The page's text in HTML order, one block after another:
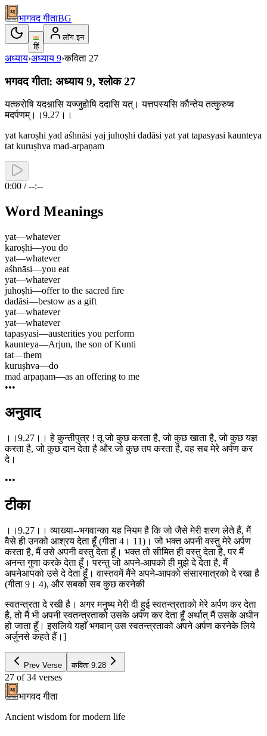
भागवद गीताBG
हिं
लॉग इन
अध्याय›अध्याय 9›कविता 27
भगवद गीता: अध्याय 9, श्लोक 27
यत्करोषि यदश्नासि यज्जुहोषि ददासि यत्। यत्तपस्यसि कौन्तेय तत्कुरुष्व
मदर्पणम्।।9.27।।
yat karoṣhi yad aśhnāsi yaj juhoṣhi dadāsi yat yat tapasyasi kaunteya
tat kuruṣhva mad-arpaṇam
0:00 / --:--
Word Meanings
yat—whatever
karoṣhi—you do
yat—whatever
aśhnāsi—you eat
yat—whatever
juhoṣhi—offer to the sacred fire
dadāsi—bestow as a gift
yat—whatever
yat—whatever
tapasyasi—austerities you perform
kaunteya—Arjun, the son of Kunti
tat—them
kuruṣhva—do
mad arpaṇam—as an offering to me
•••
अनुवाद
।।9.27।। हे कुन्तीपुत्र ! तू जो कुछ करता है, जो कुछ खाता है, जो कुछ यज्ञ
करता है, जो कुछ दान देता है और जो कुछ तप करता है, वह सब मेरे अर्पण कर
दे।
•••
टीका
।।9.27।। व्याख्या--भगवान्का यह नियम है कि जो जैसे मेरी शरण लेते हैं, मैं
वैसे ही उनको आश्रय देता हूँ (गीता 4। 11)। जो भक्त अपनी वस्तु मेरे अर्पण
करता है, मैं उसे अपनी वस्तु देता हूँ। भक्त तो सीमित ही वस्तु देता है, पर मैं
अनन्त गुणा करके देता हूँ। परन्तु जो अपने-आपको ही मुझे दे देता है, मैं
अपनेआपको उसे दे देता हूँ। वास्तवमें मैंने अपने-आपको संसारमात्रको दे रखा है
(गीता 9। 4), और सबको सब कुछ करनेकी
स्वतन्त्रता दे रखी है। अगर मनुष्य मेरी दी हुई स्वतन्त्रताको मेरे अर्पण कर देता
है, तो मैं भी अपनी स्वतन्त्रताको उसके अर्पण कर देता हूँ अर्थात् मैं उसके अधीन
हो जाता हूँ। इसलिये यहाँ भगवान् उस स्वतन्त्रताको अपने अर्पण करनेके लिये
अर्जुनसे कहते हैं।]
Prev Verse कविता 9.28
27 of 34 verses
भागवद गीता
Ancient wisdom for modern life